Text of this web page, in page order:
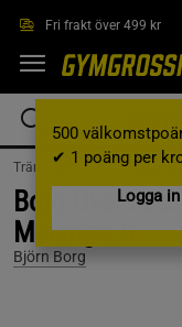
Fri frakt över 499 kr
500
✔ 1 poäng per
Logga in
Träningskläder /
Borg
Melange, S
Björn Borg